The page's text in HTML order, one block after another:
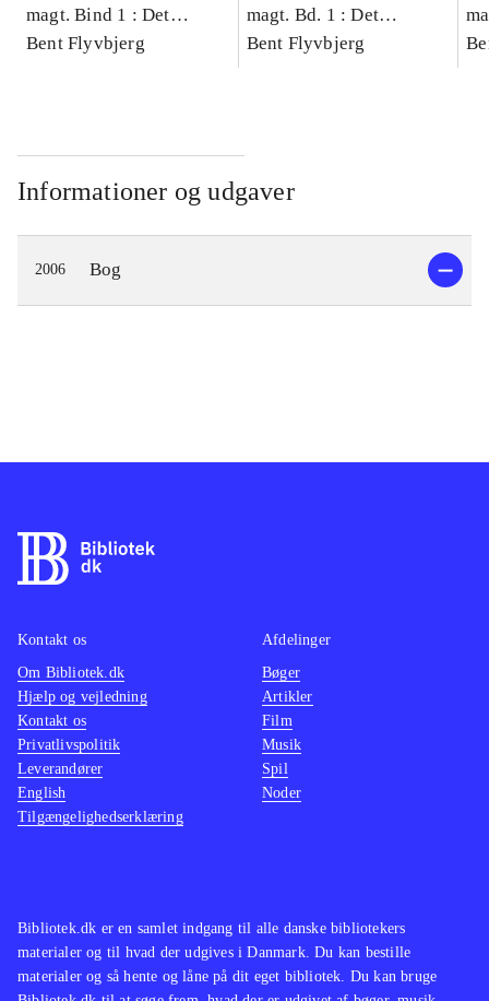
magt. Bind 1 : Det
konkretes videnskab
Bent Flyvbjerg
magt. Bd. 1 : Det
konkretes videnskab
Bent Flyvbjerg
Informationer og udgaver
2006 Bog
Bibliotek.dk er en samlet indgang til alle danske bibliotekers
materialer og til hvad der udgives i Danmark. Du kan bestille
materialer og så hente og låne på dit eget bibliotek. Du kan bruge
Kontakt os
Om Bibliotek.dk
Hjælp og vejledning
Kontakt os
Privatlivspolitik
Leverandører
English
Tilgængelighedserklæring
Afdelinger
Bøger
Artikler
Film
Musik
Spil
Noder